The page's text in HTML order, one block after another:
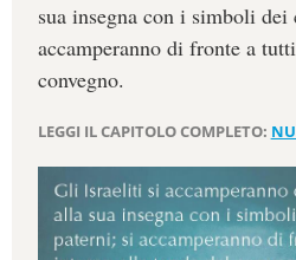
sua insegna con i simboli dei
accamperanno di fronte a
convegno.
LEGGI IL CAPITOLO COMPLETO: